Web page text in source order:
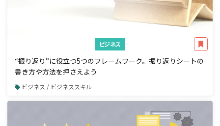
ビジネス
“振り返り”に役立つ5つのフレームワーク。振り返りシートの
書き方や方法を押さえよう
ビジネス / ビジネススキル